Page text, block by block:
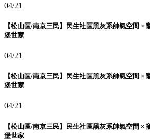
04/21
【松山區/南京三民】民生社區黑灰系帥氣空間 ×
堡世家
04/21
【松山區/南京三民】民生社區黑灰系帥氣空間 ×
堡世家
04/21
【松山區/南京三民】民生社區黑灰系帥氣空間 ×
堡世家